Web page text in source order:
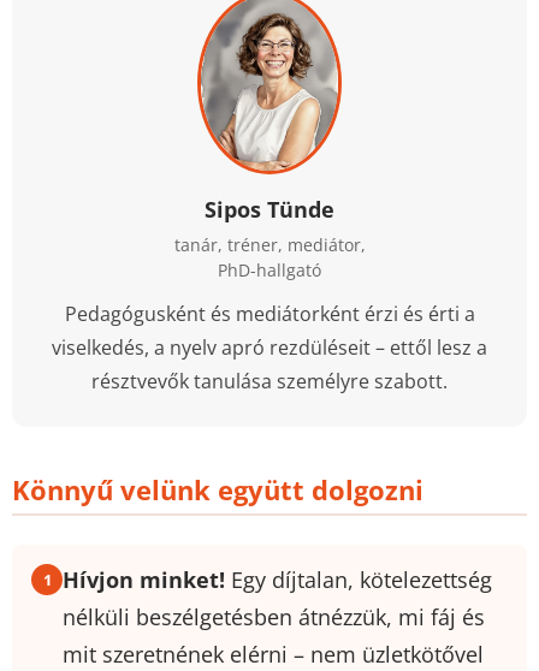
Sipos Tünde
tanár, tréner, mediátor,
PhD-hallgató
Pedagógusként és mediátorként érzi és érti a
viselkedés, a nyelv apró rezdüléseit – ettől lesz a
résztvevők tanulása személyre szabott.
Könnyű velünk együtt dolgozni
Hívjon minket! Egy díjtalan, kötelezettség
nélküli beszélgetésben átnézzük, mi fáj és
mit szeretnének elérni – nem üzletkötővel